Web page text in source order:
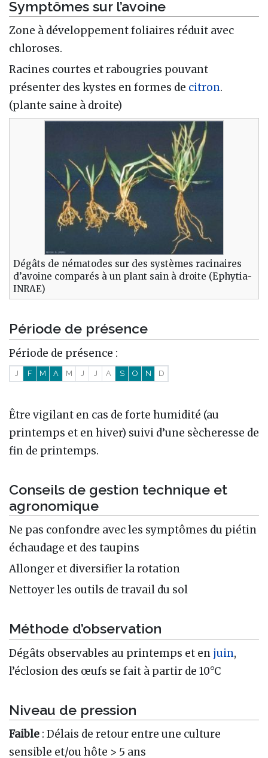
Symptômes sur l’avoine
Zone à développement foliaires réduit avec
chloroses.
Racines courtes et rabougries pouvant
présenter des kystes en formes de citron.
(plante saine à droite)
Dégâts de nématodes sur des systèmes racinaires
d’avoine comparés à un plant sain à droite (Ephytia-
INRAE)
Période de présence
Période de présence :
J F M A M J J A S O N D
Être vigilant en cas de forte humidité (au
printemps et en hiver) suivi d’une sècheresse de
fin de printemps.
Conseils de gestion technique et
agronomique
Ne pas confondre avec les symptômes du piétin
échaudage et des taupins
Allonger et diversifier la rotation
Nettoyer les outils de travail du sol
Méthode d’observation
Dégâts observables au printemps et en juin,
l’éclosion des œufs se fait à partir de 10°C
Niveau de pression
Faible : Délais de retour entre une culture
sensible et/ou hôte > 5 ans